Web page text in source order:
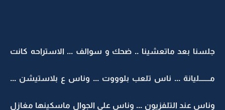
جلسنا بعد ماتعشينا .. ضحك و سوالف ... الاستراحه كانت
مـــــــليانة ... ناس تلعب بلوووت ... وناس ع بلاستيشن ...
وناس عند التلفزيون ... وناس على الجوال ماسكينها مغازل